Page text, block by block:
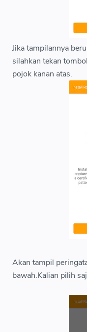
Jika tampilannya
silahkan tekan
pojok kanan atas.
Akan tampil
bawah.Kalian pilih